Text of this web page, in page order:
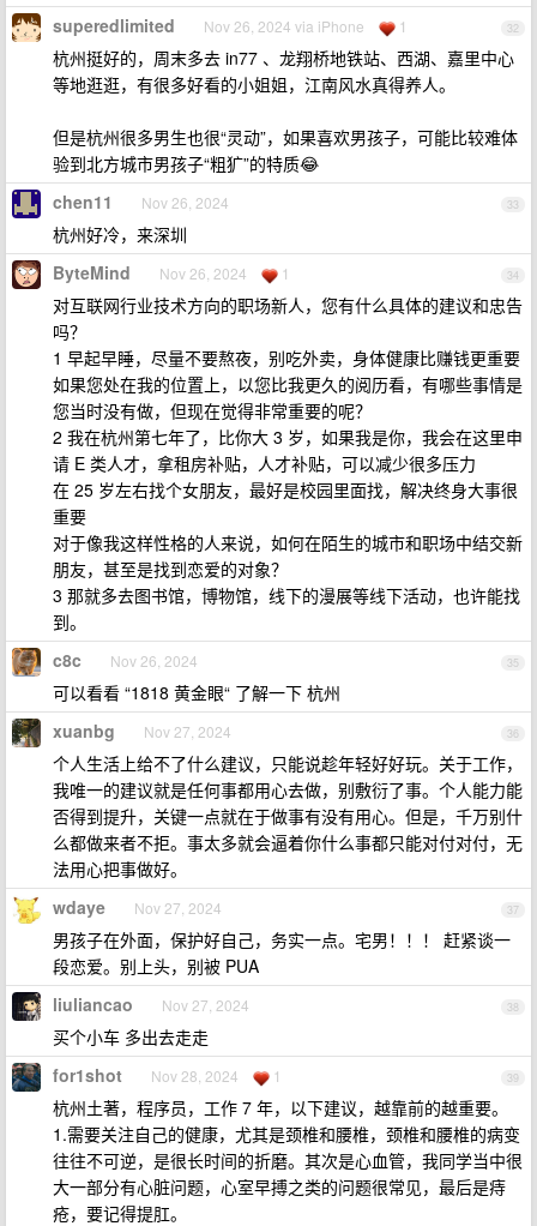
32
superedlimited Nov 26, 2024 via iPhone 1
杭州挺好的，周末多去 in77 、龙翔桥地铁站、西湖、嘉里中心
等地逛逛，有很多好看的小姐姐，江南风水真得养人。
但是杭州很多男生也很“灵动”，如果喜欢男孩子，可能比较难体
验到北方城市男孩子“粗犷”的特质😂
33
chen11 Nov 26, 2024
杭州好冷，来深圳
34
ByteMind Nov 26, 2024 1
对互联网行业技术方向的职场新人，您有什么具体的建议和忠告
吗？
1 早起早睡，尽量不要熬夜，别吃外卖，身体健康比赚钱更重要
如果您处在我的位置上，以您比我更久的阅历看，有哪些事情是
您当时没有做，但现在觉得非常重要的呢？
2 我在杭州第七年了，比你大 3 岁，如果我是你，我会在这里申
请 E 类人才，拿租房补贴，人才补贴，可以减少很多压力
在 25 岁左右找个女朋友，最好是校园里面找，解决终身大事很
重要
对于像我这样性格的人来说，如何在陌生的城市和职场中结交新
朋友，甚至是找到恋爱的对象？
3 那就多去图书馆，博物馆，线下的漫展等线下活动，也许能找
到。
35
c8c Nov 26, 2024
可以看看 “1818 黄金眼“ 了解一下 杭州
36
xuanbg Nov 27, 2024
个人生活上给不了什么建议，只能说趁年轻好好玩。关于工作，
我唯一的建议就是任何事都用心去做，别敷衍了事。个人能力能
否得到提升，关键一点就在于做事有没有用心。但是，千万别什
么都做来者不拒。事太多就会逼着你什么事都只能对付对付，无
法用心把事做好。
37
wdaye Nov 27, 2024
男孩子在外面，保护好自己，务实一点。宅男！！！ 赶紧谈一
段恋爱。别上头，别被 PUA
38
liuliancao Nov 27, 2024
买个小车 多出去走走
39
for1shot Nov 28, 2024 1
杭州土著，程序员，工作 7 年，以下建议，越靠前的越重要。
1.需要关注自己的健康，尤其是颈椎和腰椎，颈椎和腰椎的病变
往往不可逆，是很长时间的折磨。其次是心血管，我同学当中很
大一部分有心脏问题，心室早搏之类的问题很常见，最后是痔
疮，要记得提肛。